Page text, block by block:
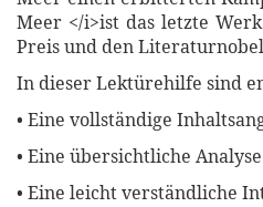
Meer </i>ist das letzte
Preis und den
In dieser Lektürehilfe sind
• Eine vollständige
• Eine übersichtliche
• Eine leicht verständliche